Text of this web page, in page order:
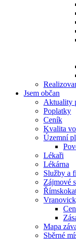
Jsem občan
Aktuality
Poplatky
Ceník
Kvalita
Územní
Lékaři
Lékárna
Služby a
Zájmové
Mapa
Sběrné